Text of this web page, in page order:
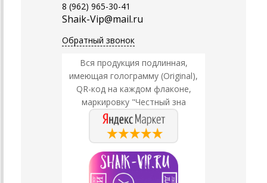
8 (962) 965-30-41
Shaik-Vip@mail.ru
Обратный звонок
Вся продукция подлинная,
имеющая голограмму (Original),
QR-код на каждом флаконе,
маркировку "Честный зна